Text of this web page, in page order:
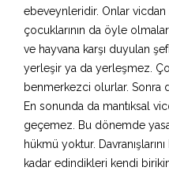
ebeveynleridir. Onlar
çocuklarının da öyle
ve hayvana karşı duyulan
yerleşir ya da yerleşmez.
benmerkezci olurlar. Sonra
En sonunda da mantıksal
geçemez. Bu dönemde
hükmü yoktur.
kadar edindikleri kendi